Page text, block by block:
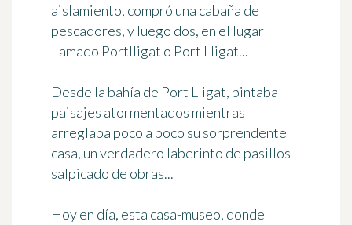
aislamiento, compró una cabaña de
pescadores, y luego dos, en el lugar
llamado Portlligat o Port Lligat...
Desde la bahía de Port Lligat, pintaba
paisajes atormentados mientras
arreglaba poco a poco su sorprendente
casa, un verdadero laberinto de pasillos
salpicado de obras...
Hoy en día, esta casa-museo, donde